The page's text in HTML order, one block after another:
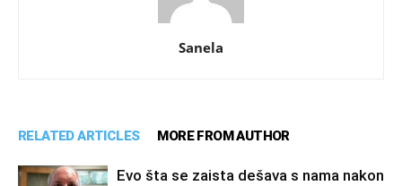
Sanela
RELATED ARTICLES MORE FROM AUTHOR
Evo šta se zaista dešava s nama nakon